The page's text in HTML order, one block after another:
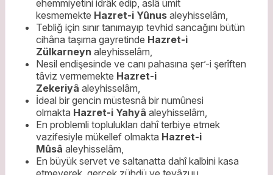
ehemmiyetini idrâk edip, aslâ ümit
kesmemekte Hazret-i Yûnus aleyhisselâm,
Tebliğ için sınır tanımayıp tevhid sancağını bütün
cihâna taşıma gayretinde Hazret-i
Zülkarneyn aleyhisselâm,
Nesil endişesinde ve canı pahasına şer’-i şerîften
tâviz vermemekte Hazret-i
Zekeriyâ aleyhisselâm,
İdeal bir gencin müstesnâ bir numûnesi
olmakta Hazret-i Yahyâ aleyhisselâm,
En problemli toplulukları dahî terbiye etmek
vazifesiyle mükellef olmakta Hazret-i
Mûsâ aleyhisselâm,
En büyük servet ve saltanatta dahî kalbini kasa